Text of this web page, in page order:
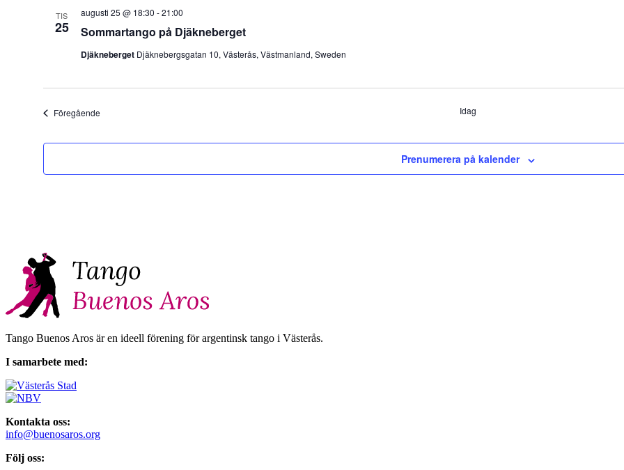
TIS
25 Sommartango på Djäkneberget
augusti 25 @ 18:30 -21:00
Djäkneberget Djäknebergsgatan 10, Västerås, Västmanland, Sweden
FöregåendeEvenemang Idag
Prenumerera på kalender
Tango Buenos Aros är en ideell förening för argentinsk tango i Västerås.
I samarbete med:
Kontakta oss:
info@buenosaros.org
Följ oss: